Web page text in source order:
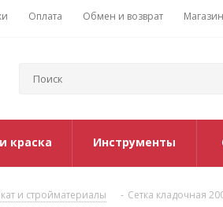
Оплата Обмен и возврат
краска Инструменты
и стройматериалы - Сетка кладочная